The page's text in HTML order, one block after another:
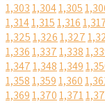
1,3031,3041,305
1,3141,3151,316
1,3251,3261,327
1,3361,3371,338
1,3471,3481,349
1,3581,3591,360
1,3691,3701,371